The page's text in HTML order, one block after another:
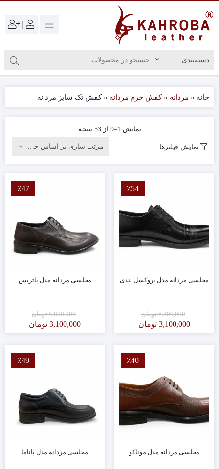
|
خانه » مردانه »کفش چرم مردانه »کفش تک سایز مردانه
نمایش 1–9 از 53 نتیجه
نمایش فیلترها
٪54
مجلسی مردانه مدل بروکسل بندی
6,800,000 تومان
3,100,000 تومان
٪47
مجلسی مردانه مدل پاتریس
5,800,000 تومان
3,100,000 تومان
٪40
مجلسی مردانه مدل موناکو
٪49
مجلسی مردانه مدل پاناما